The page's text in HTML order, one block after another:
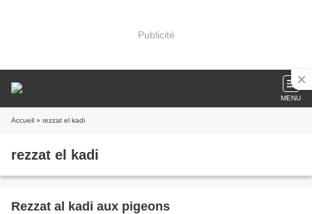
Publicité
MENU
Accueil » rezzat el kadi
rezzat el kadi
Rezzat al kadi aux pigeons